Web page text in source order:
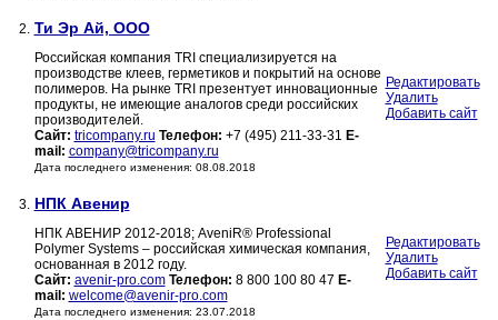
2. Ти Эр Ай, ООО
Российская компания TRI специализируется на
производстве клеев, герметиков и покрытий на основе
полимеров. На рынке TRI презентует инновационные
продукты, не имеющие аналогов среди российских
производителей.
Сайт: tricompany.ru Телефон: +7 (495) 211-33-31 E-
mail: company@tricompany.ru
Дата последнего изменения: 08.08.2018
Редактировать
Удалить
Добавить сайт
3. НПК Авенир
НПК АВЕНИР 2012-2018; AveniR® Professional
Polymer Systems – российская химическая компания,
основанная в 2012 году.
Сайт: avenir-pro.com Телефон: 8 800 100 80 47 E-
mail: welcome@avenir-pro.com
Дата последнего изменения: 23.07.2018
Редактировать
Удалить
Добавить сайт